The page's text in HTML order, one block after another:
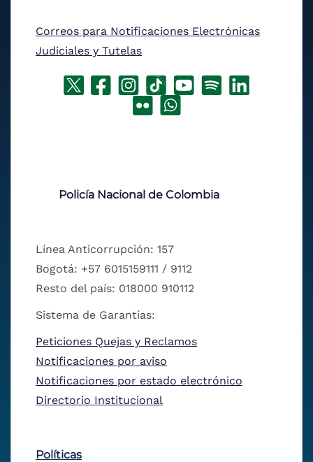
Correos para Notificaciones Electrónicas
Judiciales y Tutelas
Policía Nacional de Colombia
Línea Anticorrupción: 157
Bogotá: +57 6015159111 / 9112
Resto del país: 018000 910112
Sistema de Garantías:
Peticiones Quejas y Reclamos
Notificaciones por aviso
Notificaciones por estado electrónico
Directorio Institucional
Políticas